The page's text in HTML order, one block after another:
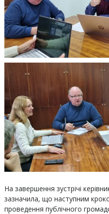
На завершення зустрічі
зазначила, що наступним
проведення публічного